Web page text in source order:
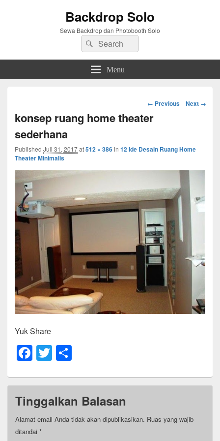
Backdrop Solo
Sewa Backdrop dan Photobooth Solo
Search
for:
Search
Menu
Image
← Previous Next →
konsep ruang home theater
sederhana
Published Juli 31, 2017at512 × 386in 12 Ide Desain Ruang Home
Theater Minimalis
Yuk Share
F
c
e
b
o
T
tt
er
ar
e
Tinggalkan Balasan
Alamat email Anda tidak akan dipublikasikan. Ruas yang wajib
ditandai *